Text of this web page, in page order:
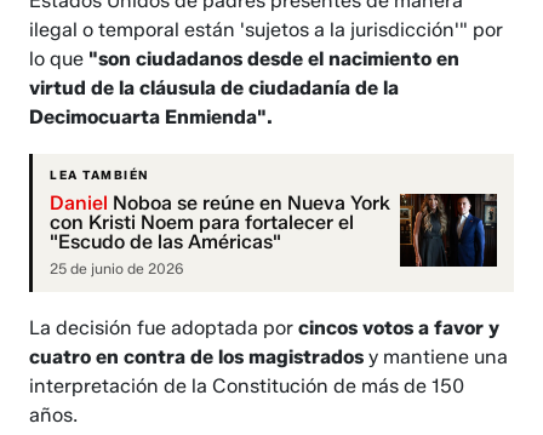
ilegal o temporal están 'sujetos a la jurisdicción'" por
lo que "son ciudadanos desde el nacimiento en
virtud de la cláusula de ciudadanía de la
Decimocuarta Enmienda".
LEA TAMBIÉN
Daniel Noboa se reúne en Nueva York
con Kristi Noem para fortalecer el
"Escudo de las Américas"
25 de junio de 2026
La decisión fue adoptada porcincos votos a favor y
cuatro en contra de los magistrados y mantiene una
interpretación de la Constitución de más de 150
años.